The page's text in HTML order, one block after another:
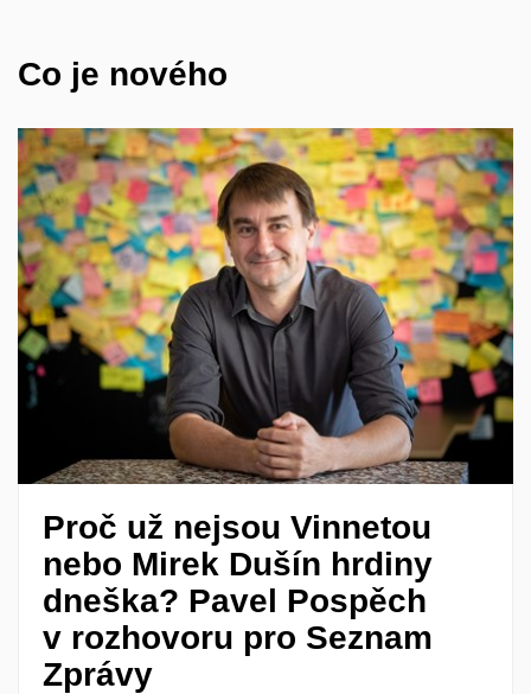
Co je nového
Proč už nejsou Vinnetou
nebo Mirek Dušín hrdiny
dneška? Pavel Pospěch
v rozhovoru pro Seznam
Zprávy